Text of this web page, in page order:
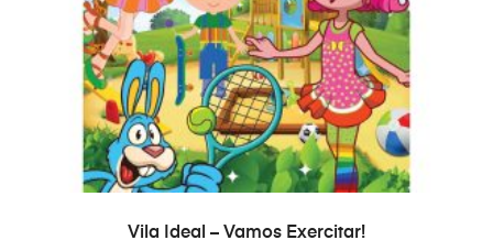
AJOUTER AU PANIER
Vila Ideal – Vamos Exercitar!